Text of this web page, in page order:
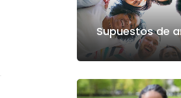
Supuestos de